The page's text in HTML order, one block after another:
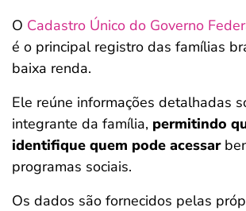
O Cadastro Único do Governo
é o principal registro das famílias
baixa renda.
Ele reúne informações detalhadas
integrante da família, permitindo
identifique quem pode acessar
programas sociais.
Os dados são fornecidos pelas